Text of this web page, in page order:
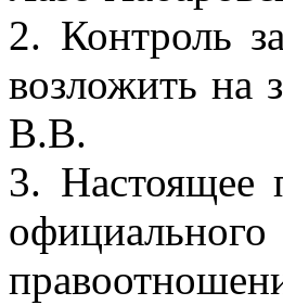
2. Контроль
возложить на
В.В.
3. Настоящее